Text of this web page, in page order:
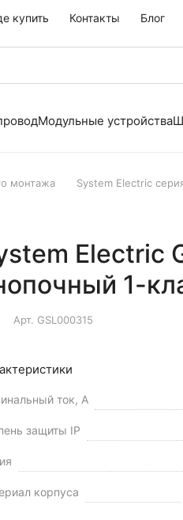
купить Контакты Блог
Модульные устройства
монтажа System Electric
Electric
1-
Арт. GSL000315
ток, А
защиты IP
корпуса